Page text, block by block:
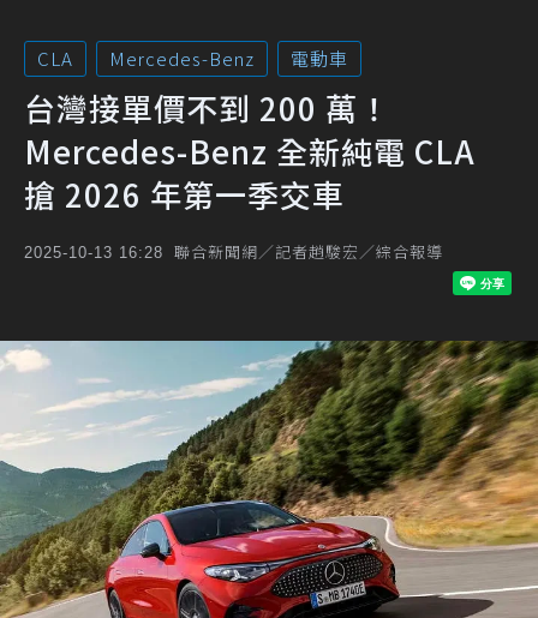
CLA Mercedes-Benz 電動車
台灣接單價不到 200 萬！
Mercedes-Benz 全新純電 CLA
搶 2026 年第一季交車
2025-10-13 16:28 聯合新聞網／記者趙駿宏／綜合報導